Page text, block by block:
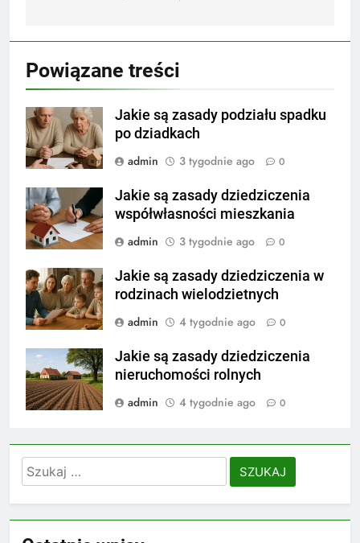
Powiązane treści
Jakie są zasady podziału spadku
po dziadkach
admin
3 tygodnie ago 0
Jakie są zasady dziedziczenia
współwłasności mieszkania
admin
3 tygodnie ago 0
Jakie są zasady dziedziczenia w
rodzinach wielodzietnych
admin
4 tygodnie ago 0
Jakie są zasady dziedziczenia
nieruchomości rolnych
admin
4 tygodnie ago 0
Szukaj: